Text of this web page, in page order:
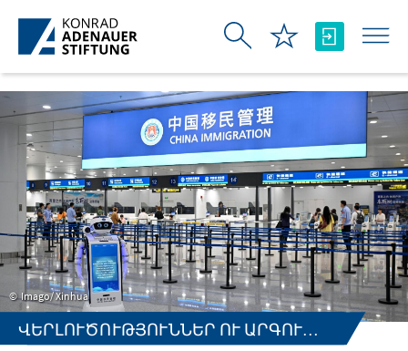
Skip to Main Content
Imago/ Xinhua
ՎԵՐԼՈՒԾՈՒԹՅՈՒՆՆԵՐ ՈՒ ԱՐԳՈՒՄԵՆՏՆԵՐ